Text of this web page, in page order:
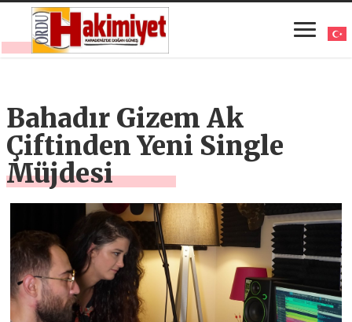
Bahadır Gizem Ak
Çiftinden Yeni Single
Müjdesi